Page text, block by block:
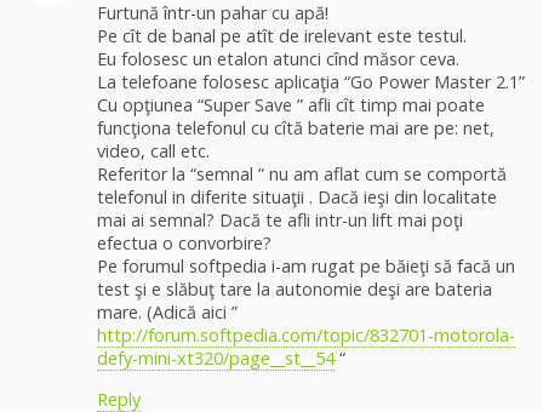
Furtună într-un pahar cu apă!
Pe cît de banal pe atît de irelevant este testul.
Eu folosesc un etalon atunci cînd măsor ceva.
La telefoane folosesc aplicaţia “Go Power Master 2.1”
Cu opţiunea “Super Save ” afli cît timp mai poate
funcţiona telefonul cu cîtă baterie mai are pe: net,
video, call etc.
Referitor la “semnal ” nu am aflat cum se comportă
telefonul in diferite situaţii . Dacă ieşi din localitate
mai ai semnal? Dacă te afli intr-un lift mai poţi
efectua o convorbire?
Pe forumul softpedia i-am rugat pe băieţi să facă un
test şi e slăbuţ tare la autonomie deşi are bateria
mare. (Adică aici ”
http://forum.softpedia.com/topic/832701-motorola-
defy-mini-xt320/page__st__54“
Reply